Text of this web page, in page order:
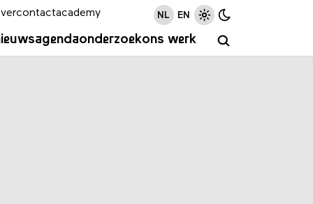
agendaonderzoekons werk
contactacademy NL EN